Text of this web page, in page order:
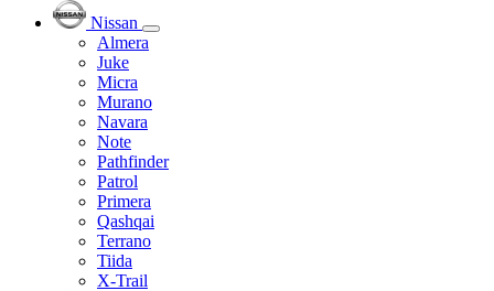
Nissan
Almera
Juke
Micra
Murano
Navara
Note
Pathfinder
Patrol
Primera
Qashqai
Terrano
Tiida
X-Trail